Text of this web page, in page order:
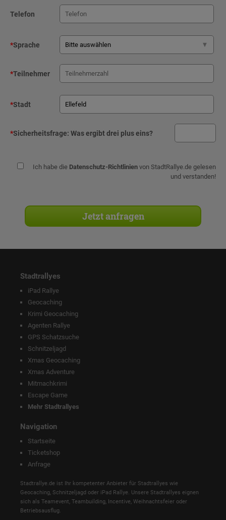
Telefon
*Sprache
*Teilnehmer
*Stadt
*Sicherheitsfrage: Was ergibt drei plus eins?
Ich habe die Datenschutz-Richtlinien von StadtRallye.de gelesen
und verstanden!
Stadtrallyes
iPad Rallye
Geocaching
Krimi Geocaching
Agenten Rallye
GPS Schatzsuche
Schnitzeljagd
Xmas Geocaching
Xmas Adventure
Mitmachkrimi
Escape Game
Mehr Stadtrallyes
Navigation
Startseite
Ticketshop
Anfrage
Stadtrallye.de ist Ihr kompetenter Anbieter für Stadtrallyes wie
Geocaching, Schnitzeljagd oder iPad Rallye. Unsere Stadtrallyes eignen
sich als Teamevent, Teambuilding, Incentive, Weihnachtsfeier oder
Betriebsausflug.